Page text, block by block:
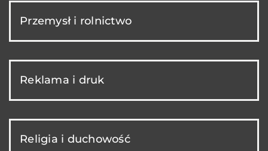
Przemysł i rolnictwo
Reklama i druk
Religia i duchowość